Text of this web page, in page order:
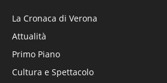
La Cronaca di Verona
Attualità
Primo Piano
Cultura e Spettacolo